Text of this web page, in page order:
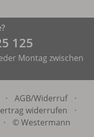
125
Montag zwischen
· AGB/Widerruf
·
widerrufen
·
· © Westermann